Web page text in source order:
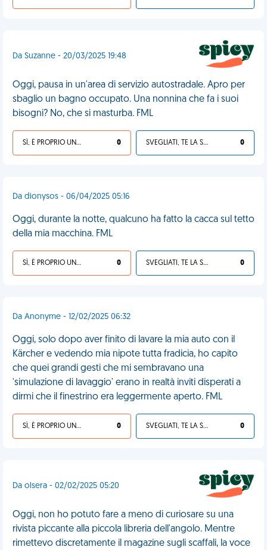
Da Suzanne - 20/03/2025 19:48
Oggi, pausa in un'area di servizio autostradale. Apro per
sbaglio un bagno occupato. Una nonnina che fa i suoi
bisogni? No, che si masturba. FML
SÌ, È PROPRIO UNA VDM! 0 SVEGLIATI, TE LA SEI CERCATA! 0
Da dionysos - 06/04/2025 05:16
Oggi, durante la notte, qualcuno ha fatto la cacca sul tetto
della mia macchina. FML
SÌ, È PROPRIO UNA VDM! 0 SVEGLIATI, TE LA SEI CERCATA! 0
Da Anonyme - 12/02/2025 06:32
Oggi, solo dopo aver finito di lavare la mia auto con il
Kärcher e vedendo mia nipote tutta fradicia, ho capito
che quei grandi gesti che mi sembravano una
'simulazione di lavaggio' erano in realtà inviti disperati a
dirmi che il finestrino era leggermente aperto. FML
SÌ, È PROPRIO UNA VDM! 0 SVEGLIATI, TE LA SEI CERCATA! 0
Da olsera - 02/02/2025 05:20
Oggi, non ho potuto fare a meno di curiosare su una
rivista piccante alla piccola libreria dell'angolo. Mentre
rimettevo discretamente il magazine sugli scaffali, la voce